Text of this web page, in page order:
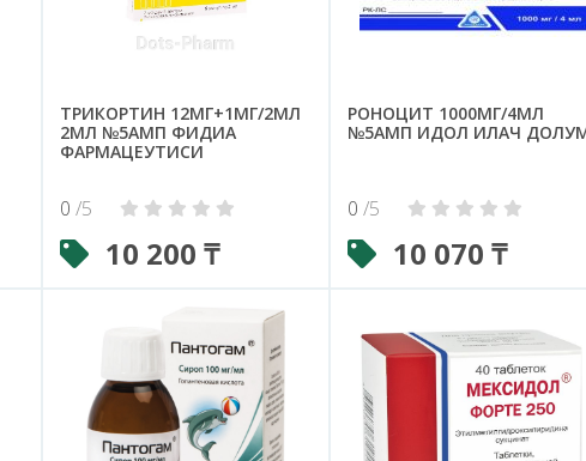
ТРИКОРТИН 12МГ+1МГ/2МЛ
2МЛ №5АМП ФИДИА
ФАРМАЦЕУТИСИ
0 /5
10 200 ₸
РОНОЦИТ 1000МГ/4МЛ
№5АМП ИДОЛ ИЛАЧ
0 /5
10 070 ₸